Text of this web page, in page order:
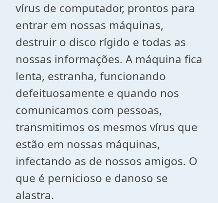
vírus de computador, prontos para
entrar em nossas máquinas,
destruir o disco rígido e todas as
nossas informações. A máquina fica
lenta, estranha, funcionando
defeituosamente e quando nos
comunicamos com pessoas,
transmitimos os mesmos vírus que
estão em nossas máquinas,
infectando as de nossos amigos. O
que é pernicioso e danoso se
alastra.